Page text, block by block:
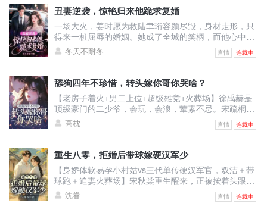
都是去国外陪那母子俩。呵，二十年相识，五年婚姻，
全是笑话。宁瓷甩出离婚协议，对方却撕下伪装：“你躺
着就有钱花，还有什么不知足的？苏娇是科研专家，能
给我带来
丑妻逆袭，惊艳归来他跪求复婚
一场大火，姜时愿为救陆聿珩容颜尽毁，身材走形，只
得来一桩屈辱的婚姻。她成了全城的笑柄，而他心中只
有白月光。直到在医院撞见他陪怀孕的姐姐产检，姜时
愿才彻底心死。离婚协议上，她只要一套房，从此消
身旁站着的是行业翘楚，目光温柔专注。陆聿珩看着台
上那个陌生又熟悉的女子，心脏抽痛，终于在她面前低
头：“时愿，我后悔了。”姜时愿轻轻抽回手，笑意疏
离：“陆总，迟来的
冬天不耐冬 言情 连载中
舔狗四年不珍惜，转头嫁你哥你哭啥？
【老房子着火+男二上位+超级雄竞+火葬场】徐禹赫是
顶级豪门的二少爷，会玩，会浪，荤素不忌。宋疏桐和
他在一起四年。为了迎合他，将自己变成风情万种的处
子。只因他说，这样又纯又浪的女人最让人着迷。结果
情的。一时间，宋疏桐成了圈子里的笑话。-后来。宋疏
桐跟传闻中那古板封建，权势滔天的徐家大少——徐泊
琂，领证结婚。徐禹赫踉跄跑来，眼尾泛红，哽咽：“宋
疏桐，你答
高枕 言情 连载中
重生八零，拒婚后带球嫁硬汉军少
【身娇体软易孕小村姑vs三代单传硬汉军官，双洁＋带
球跑＋追妻火葬场】宋秋棠重生醒来，正被按着头跟公
鸡拜堂——这就是上辈子她被哄骗跳进火坑的开始。上
辈子她被表姐顶替高考成绩，被渣男骗婚当牛做马十
沈眷 言情 连载中